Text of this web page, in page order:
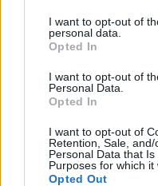
I want to opt-out of
personal data.
Opted In
I want to opt-out of
Personal Data.
Opted In
I want to opt-out of
Retention, Sale,
Personal Data that
Purposes for which it
Opted Out
Paroles + Traduction